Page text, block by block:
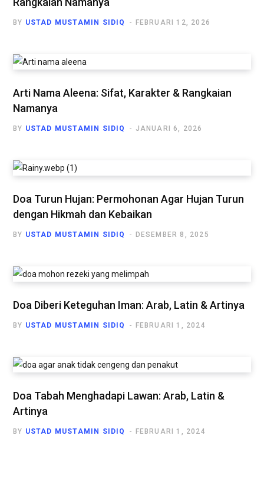
BY USTAD MUSTAMIN SIDIQ FEBRUARI 12, 2026
Arti Nama Aleena: Sifat, Karakter & Rangkaian
Namanya
BY USTAD MUSTAMIN SIDIQ JANUARI 6, 2026
Doa Turun Hujan: Permohonan Agar Hujan Turun
dengan Hikmah dan Kebaikan
BY USTAD MUSTAMIN SIDIQ DESEMBER 8, 2025
Doa Diberi Keteguhan Iman: Arab, Latin & Artinya
BY USTAD MUSTAMIN SIDIQ FEBRUARI 1, 2024
Doa Tabah Menghadapi Lawan: Arab, Latin &
Artinya
BY USTAD MUSTAMIN SIDIQ FEBRUARI 1, 2024